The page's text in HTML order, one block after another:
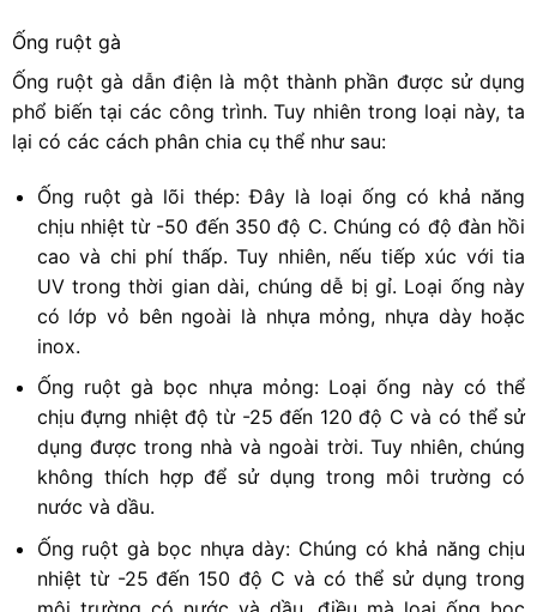
Ống ruột gà
Ống ruột gà dẫn điện là một thành phần được sử dụng
phổ biến tại các công trình. Tuy nhiên trong loại này, ta
lại có các cách phân chia cụ thể như sau:
Ống ruột gà lõi thép: Đây là loại ống có khả năng
chịu nhiệt từ -50 đến 350 độ C. Chúng có độ đàn hồi
cao và chi phí thấp. Tuy nhiên, nếu tiếp xúc với tia
UV trong thời gian dài, chúng dễ bị gỉ. Loại ống này
có lớp vỏ bên ngoài là nhựa mỏng, nhựa dày hoặc
inox.
Ống ruột gà bọc nhựa mỏng: Loại ống này có thể
chịu đựng nhiệt độ từ -25 đến 120 độ C và có thể sử
dụng được trong nhà và ngoài trời. Tuy nhiên, chúng
không thích hợp để sử dụng trong môi trường có
nước và dầu.
Ống ruột gà bọc nhựa dày: Chúng có khả năng chịu
nhiệt từ -25 đến 150 độ C và có thể sử dụng trong